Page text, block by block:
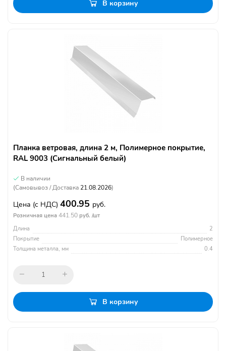
В корзину
Планка ветровая, длина 2 м, Полимерное покрытие,
RAL 9003 (Сигнальный белый)
В наличии
(Самовывоз / Доставка 21.08.2026)
Цена (с НДС) 400.95 руб.
Розничная цена 441.50 руб. /шт
Длина
2
Покрытие
Полимерное
Толщина металла, мм
0.4
В корзину